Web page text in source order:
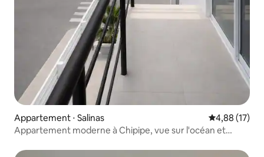
Appartement ⋅ Salinas Évaluation
4,88 (17)
Appartement moderne à Chipipe, vue sur l'océan et